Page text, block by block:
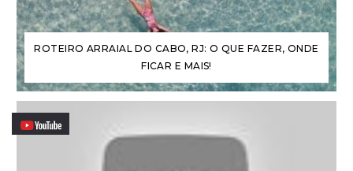
ROTEIRO ARRAIAL DO CABO, RJ: O QUE FAZER, ONDE
FICAR E MAIS!